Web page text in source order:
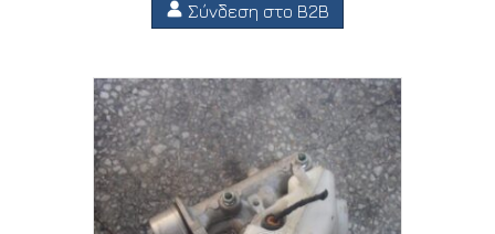
Σύνδεση στο B2B